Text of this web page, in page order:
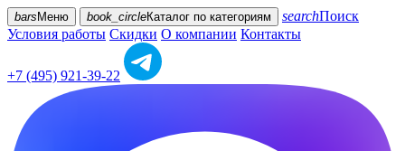
bars Меню book_circleКаталог по категориям searchПоиск
Условия работы Скидки О компании Контакты
+7 (495) 921-39-22